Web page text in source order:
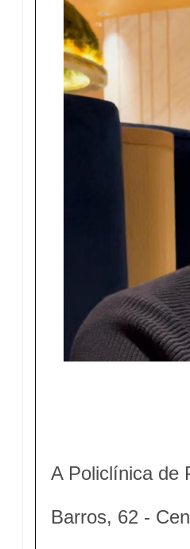
A Policlínica de
Barros, 62 -